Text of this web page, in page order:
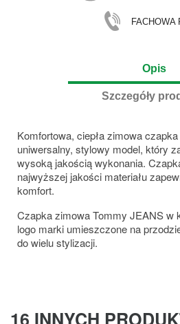
FACHOWA
Opis
Szczegóły
Komfortowa, ciepła zimowa
uniwersalny, stylowy model, który
wysoką jakością wykonania.
najwyższej jakości materiału
komfort.
Czapka zimowa Tommy JEANS w
logo marki umieszczone na
do wielu stylizacji.
16 INNYCH